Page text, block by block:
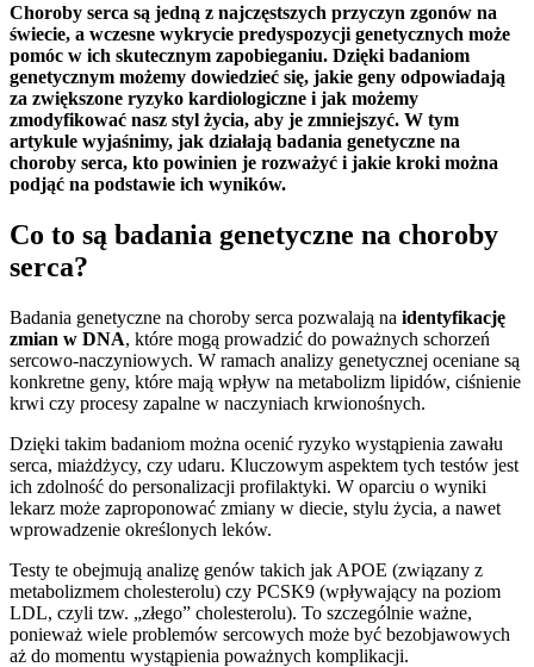
Choroby serca są jedną z najczęstszych przyczyn zgonów na
świecie, a wczesne wykrycie predyspozycji genetycznych może
pomóc w ich skutecznym zapobieganiu. Dzięki badaniom
genetycznym możemy dowiedzieć się, jakie geny odpowiadają
za zwiększone ryzyko kardiologiczne i jak możemy
zmodyfikować nasz styl życia, aby je zmniejszyć. W tym
artykule wyjaśnimy, jak działają badania genetyczne na
choroby serca, kto powinien je rozważyć i jakie kroki można
podjąć na podstawie ich wyników.
Co to są badania genetyczne na choroby
serca?
Badania genetyczne na choroby serca pozwalają na identyfikację
zmian w DNA, które mogą prowadzić do poważnych schorzeń
sercowo-naczyniowych. W ramach analizy genetycznej oceniane są
konkretne geny, które mają wpływ na metabolizm lipidów, ciśnienie
krwi czy procesy zapalne w naczyniach krwionośnych.
Dzięki takim badaniom można ocenić ryzyko wystąpienia zawału
serca, miażdżycy, czy udaru. Kluczowym aspektem tych testów jest
ich zdolność do personalizacji profilaktyki. W oparciu o wyniki
lekarz może zaproponować zmiany w diecie, stylu życia, a nawet
wprowadzenie określonych leków.
Testy te obejmują analizę genów takich jak APOE (związany z
metabolizmem cholesterolu) czy PCSK9 (wpływający na poziom
LDL, czyli tzw. „złego” cholesterolu). To szczególnie ważne,
ponieważ wiele problemów sercowych może być bezobjawowych
aż do momentu wystąpienia poważnych komplikacji.